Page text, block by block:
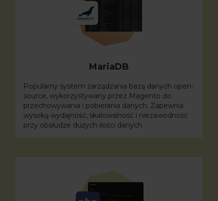
MariaDB
Popularny system zarządzania bazą danych open-
source, wykorzystywany przez Magento do
przechowywania i pobierania danych. Zapewnia
wysoką wydajność, skalowalność i niezawodność
przy obsłudze dużych ilości danych.